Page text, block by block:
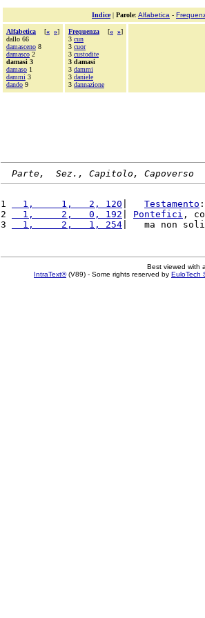
Indice| Parole: Alfabetica -
Alfabetica [« »]
dallo 66
damasceno 8
damasco 2
damasi 3
damaso 1
dammi 3
dando 9
Frequenza [« »]
3 cun
3 cuor
3 custodite
3 damasi
3 dammi
3 daniele
3 dannazione
Parte,  Sez., Capitolo, Capoverso
1
  1,     1,   2, 120
Testamento
2
  1,     2,   0, 192
Pontefici ,
3
  1,     2,   1, 254
|   ma non
Best viewed with
IntraText®(V89) - Some rights reserved by EuloTech